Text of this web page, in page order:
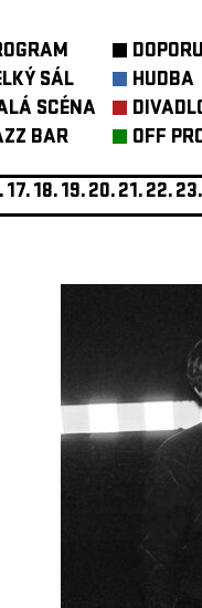
SÁL
SCÉNA
BAR
HUDBA
OFF
17.18.19.20.21.22.23.